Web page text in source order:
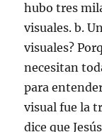
hubo tres
visuales. b.
visuales?
necesitan
para
visual fue la
dice que